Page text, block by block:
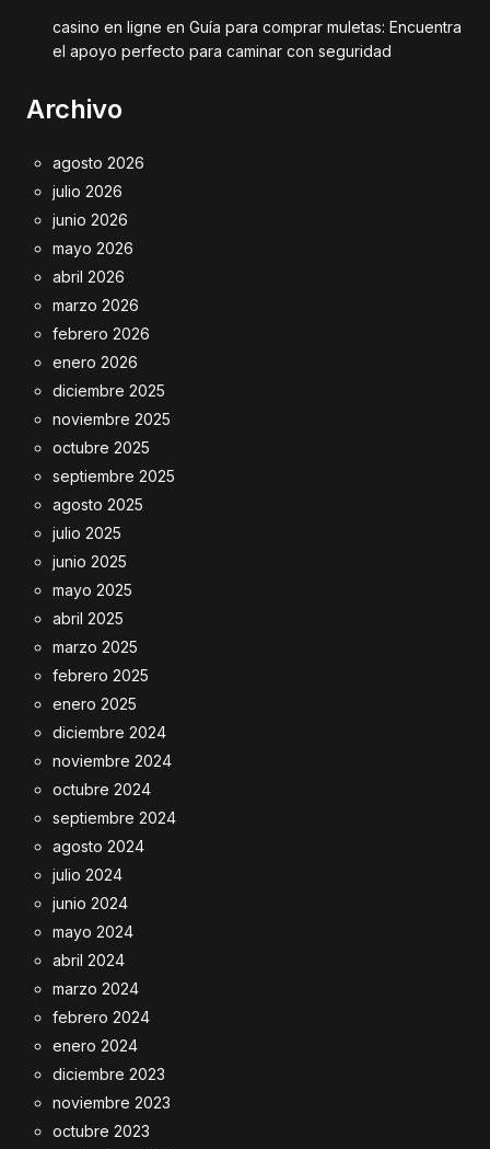
casino en ligne en Guía para comprar muletas: Encuentra
el apoyo perfecto para caminar con seguridad
Archivo
agosto 2026
julio 2026
junio 2026
mayo 2026
abril 2026
marzo 2026
febrero 2026
enero 2026
diciembre 2025
noviembre 2025
octubre 2025
septiembre 2025
agosto 2025
julio 2025
junio 2025
mayo 2025
abril 2025
marzo 2025
febrero 2025
enero 2025
diciembre 2024
noviembre 2024
octubre 2024
septiembre 2024
agosto 2024
julio 2024
junio 2024
mayo 2024
abril 2024
marzo 2024
febrero 2024
enero 2024
diciembre 2023
noviembre 2023
octubre 2023